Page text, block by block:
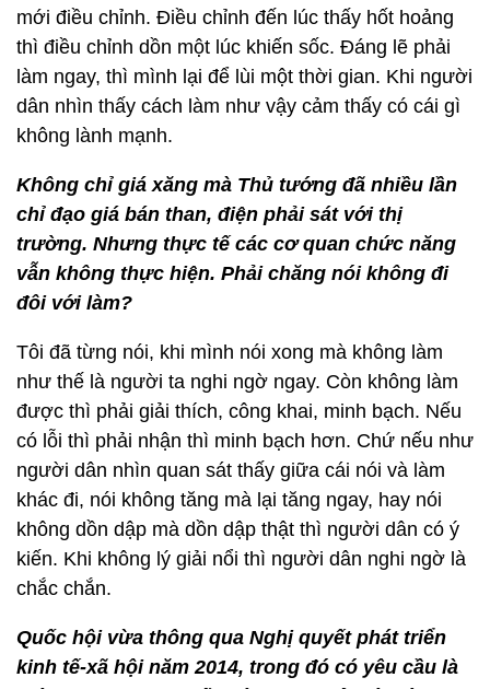
mới điều chỉnh. Điều chỉnh đến lúc thấy hốt hoảng
thì điều chỉnh dồn một lúc khiến sốc. Đáng lẽ phải
làm ngay, thì mình lại để lùi một thời gian. Khi người
dân nhìn thấy cách làm như vậy cảm thấy có cái gì
không lành mạnh.
Không chỉ giá xăng mà Thủ tướng đã nhiều lần
chỉ đạo giá bán than, điện phải sát với thị
trường. Nhưng thực tế các cơ quan chức năng
vẫn không thực hiện. Phải chăng nói không đi
đôi với làm?
Tôi đã từng nói, khi mình nói xong mà không làm
như thế là người ta nghi ngờ ngay. Còn không làm
được thì phải giải thích, công khai, minh bạch. Nếu
có lỗi thì phải nhận thì minh bạch hơn. Chứ nếu như
người dân nhìn quan sát thấy giữa cái nói và làm
khác đi, nói không tăng mà lại tăng ngay, hay nói
không dồn dập mà dồn dập thật thì người dân có ý
kiến. Khi không lý giải nổi thì người dân nghi ngờ là
chắc chắn.
Quốc hội vừa thông qua Nghị quyết phát triển
kinh tế-xã hội năm 2014, trong đó có yêu cầu là